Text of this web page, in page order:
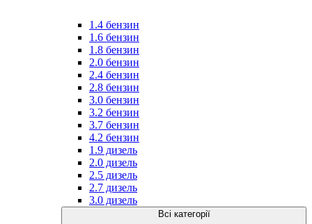
1.4 бензин
1.6 бензин
1.8 бензин
2.0 бензин
2.4 бензин
2.8 бензин
3.0 бензин
3.2 бензин
3.7 бензин
4.2 бензин
1.9 дизель
2.0 дизель
2.5 дизель
2.7 дизель
3.0 дизель
Всі категорії